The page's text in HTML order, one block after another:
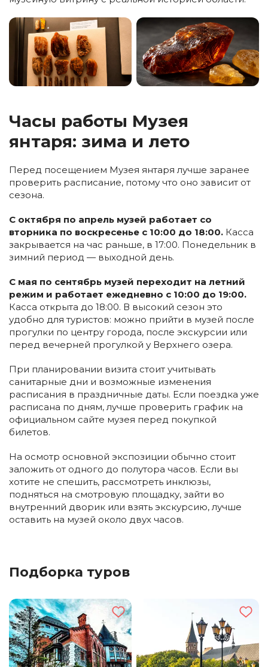
Часы работы Музея
янтаря: зима и лето
Перед посещением Музея янтаря лучше заранее
проверить расписание, потому что оно зависит от
сезона.
С октября по апрель музей работает со
вторника по воскресенье с 10:00 до 18:00. Касса
закрывается на час раньше, в 17:00. Понедельник в
зимний период — выходной день.
С мая по сентябрь музей переходит на летний
режим и работает ежедневно с 10:00 до 19:00.
Касса открыта до 18:00. В высокий сезон это
удобно для туристов: можно прийти в музей после
прогулки по центру города, после экскурсии или
перед вечерней прогулкой у Верхнего озера.
При планировании визита стоит учитывать
санитарные дни и возможные изменения
расписания в праздничные даты. Если поездка уже
расписана по дням, лучше проверить график на
официальном сайте музея перед покупкой
билетов.
На осмотр основной экспозиции обычно стоит
заложить от одного до полутора часов. Если вы
хотите не спешить, рассмотреть инклюзы,
подняться на смотровую площадку, зайти во
внутренний дворик или взять экскурсию, лучше
оставить на музей около двух часов.
Подборка туров